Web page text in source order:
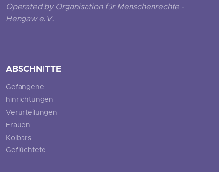
Operated by Organisation für Menschenrechte -
Hengaw e.V.
ABSCHNITTE
Gefangene
hinrichtungen
Verurteilungen
Frauen
Kolbars
Geflüchtete